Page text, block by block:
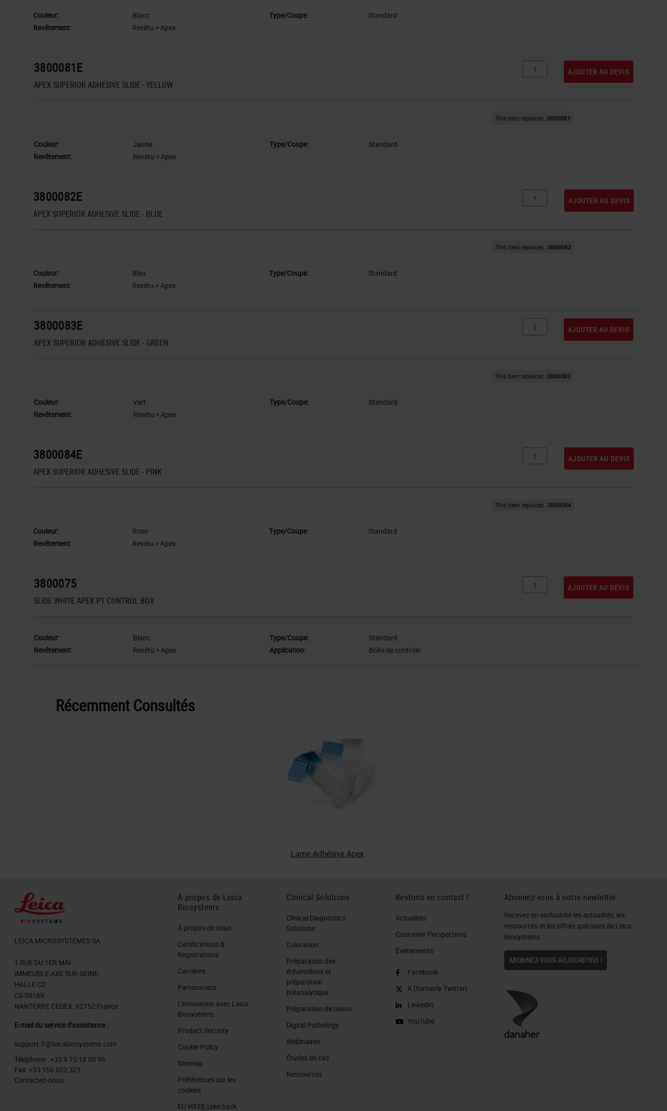
Couleur: Blanc Type/Coupe:
Standard
Revêtement:
Revêtu > Apex
3800081E
APEX SUPERIOR ADHESIVE SLIDE - YELLOW
AJOUTER AU DEVIS
This item replaces 3800081
Couleur: Jaune Type/Coupe:
Standard
Revêtement:
Revêtu > Apex
3800082E
APEX SUPERIOR ADHESIVE SLIDE - BLUE
AJOUTER AU DEVIS
This item replaces 3800082
Couleur: Bleu Type/Coupe:
Standard
Revêtement:
Revêtu > Apex
3800083E
APEX SUPERIOR ADHESIVE SLIDE - GREEN
AJOUTER AU DEVIS
This item replaces 3800083
Couleur: Vert Type/Coupe:
Standard
Revêtement:
Revêtu > Apex
3800084E
APEX SUPERIOR ADHESIVE SLIDE - PINK
AJOUTER AU DEVIS
This item replaces 3800084
Couleur: Rose Type/Coupe:
Standard
Revêtement:
Revêtu > Apex
3800075
SLIDE WHITE APEX PT CONTROL BOX
AJOUTER AU DEVIS
Couleur: Blanc Type/Coupe:
Standard
Revêtement:
Revêtu > Apex Application: Boîte de contrôle
Récemment Consultés
Lame Adhésive Apex
LEICA MICROSYSTEMES SA
1 RUE DU 1ER MAI
IMMEUBLE AXE SUR SEINE
HALLE C2
CS 50169
NANTERRE CEDEX, 92752 France
E-mail du service d'assistance :
support.fr@leicabiosystems.com
Téléphone : +33 9 75 18 50 99
Fax: +33 156 052 321
Contactez-nous
À propos de Leica
Biosystems
À propos de nous
Certifications &
Registrations
Carrières
Partenariats
L'innovation avec Leica
Biosystems
Product Security
Cookie Policy
Sitemap
Préférences sur les
cookies
EU WEEE take back
Clinical Solutions
Clinical Diagnostics
Solutions
Coloration
Préparation des
échantillons et
préparation
préanalytique
Préparation de tissus
Digital Pathology
Webinaires
Études de cas
Ressources
Restons en contact !
Actualités
Customer Perspectives​
Événements
Facebook
X (formerly Twitter)
LinkedIn
YouTube
Abonnez-vous à notre newletter
Recevez en exclusivité les actualités, les
ressources et les offres spéciales de Leica
Biosystems.
ABONNEZ-VOUS AUJOURD'HUI !